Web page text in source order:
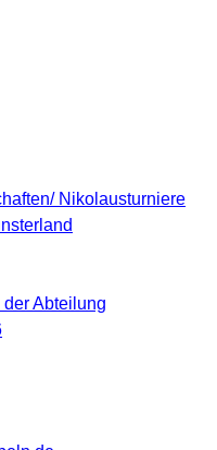
Nikolausturniere
Abteilung